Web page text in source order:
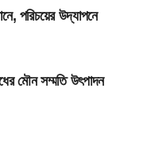
পরিচয়ের উদ্‌যাপনে
মৌন সম্মতি উৎপাদন